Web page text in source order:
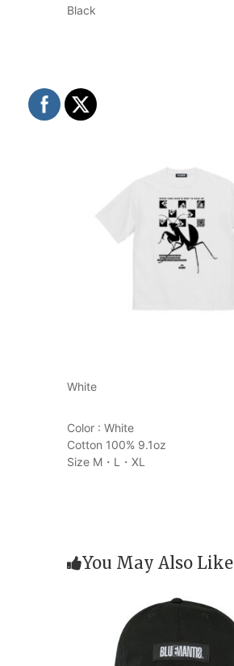
Black
White
Color : White
Cotton 100% 9.1oz
Size M・L・XL
You May Also Like